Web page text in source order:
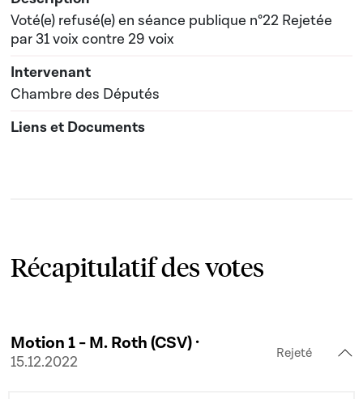
Voté(e) refusé(e) en séance publique n°22 Rejetée
par 31 voix contre 29 voix
Chambre des Députés
Récapitulatif des votes
Motion 1 - M. Roth (CSV) ·
15.12.2022
Rejeté